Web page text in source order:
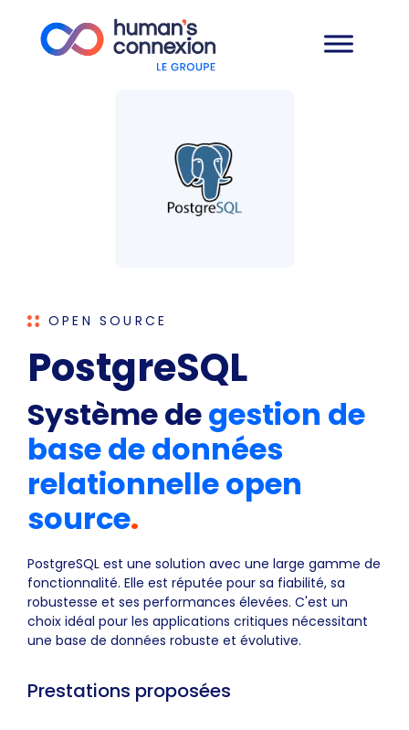
OPEN SOURCE
PostgreSQL
Système degestion de
base de données
relationnelle open
source.
PostgreSQL est une solution avec une large gamme de
fonctionnalité. Elle est réputée pour sa fiabilité, sa
robustesse et ses performances élevées. C'est un
choix idéal pour les applications critiques nécessitant
une base de données robuste et évolutive.
Prestations proposées